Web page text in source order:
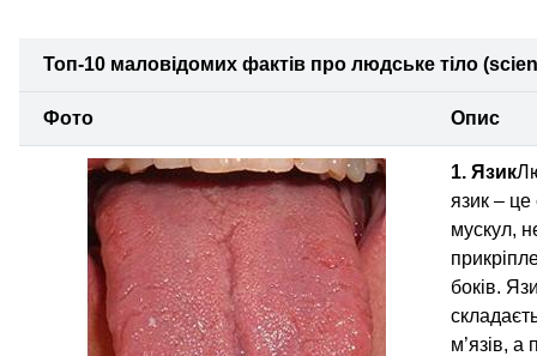
Топ-10 маловідомих фактів про людське тіло
Фото Опис
1. Язик
язик –
мускул,
боків.
м’язів,